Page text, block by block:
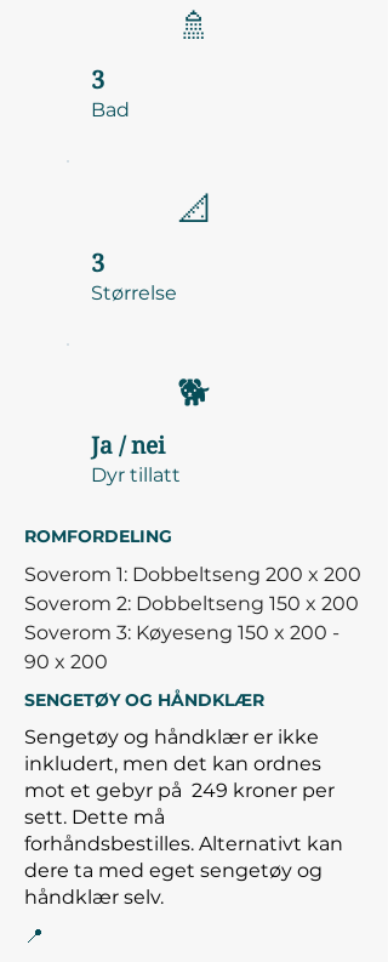
🚿
3
Bad
📐
3
Størrelse
🐕
Ja / nei
Dyr tillatt
ROMFORDELING
Soverom 1: Dobbeltseng 200 x 200
Soverom 2: Dobbeltseng 150 x 200
Soverom 3: Køyeseng 150 x 200 -
90 x 200
SENGETØY OG HÅNDKLÆR
Sengetøy og håndklær er ikke
inkludert, men det kan ordnes
mot et gebyr på 249 kroner per
sett. Dette må
forhåndsbestilles. Alternativt kan
dere ta med eget sengetøy og
håndklær selv.
📍